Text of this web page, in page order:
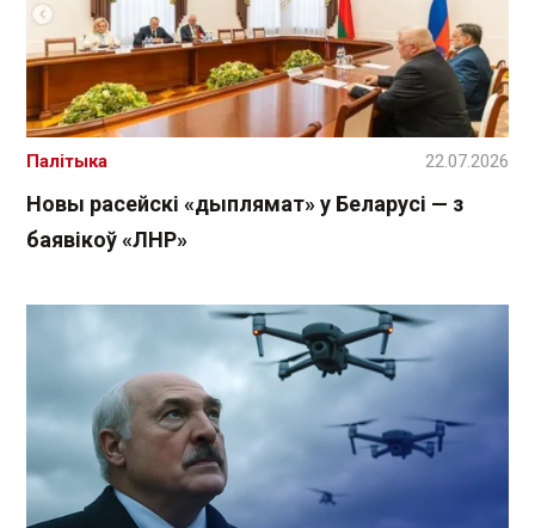
Новы расейскі «дыплямат» у Беларусі — з
баявікоў «ЛНР»
Палітыка 22.07.2026